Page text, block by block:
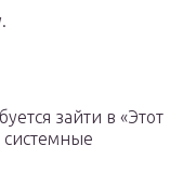
зайти в «Этот
системные